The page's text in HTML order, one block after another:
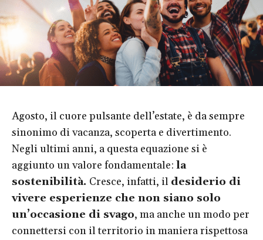
Agosto, il cuore pulsante dell’estate, è da sempre
sinonimo di vacanza, scoperta e divertimento.
Negli ultimi anni, a questa equazione si è
aggiunto un valore fondamentale: la
sostenibilità. Cresce, infatti, il desiderio di
vivere esperienze che non siano solo
un’occasione di svago, ma anche un modo per
connettersi con il territorio in maniera rispettosa